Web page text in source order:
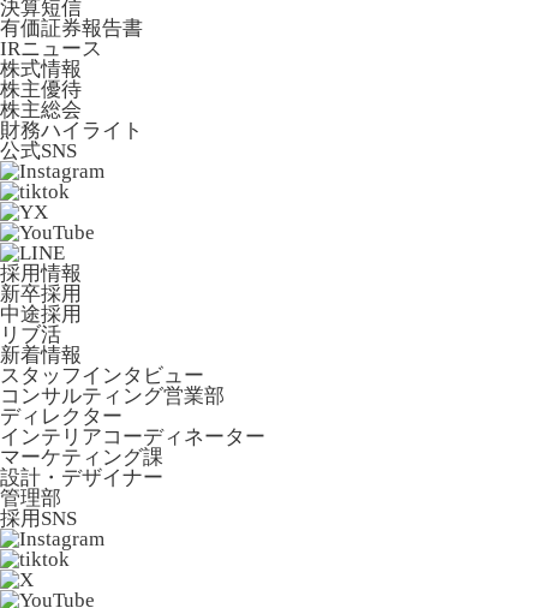
決算短信
有価証券報告書
IRニュース
株式情報
株主優待
株主総会
財務ハイライト
公式SNS
採用情報
新卒採用
中途採用
リブ活
新着情報
スタッフインタビュー
コンサルティング営業部
ディレクター
インテリアコーディネーター
マーケティング課
設計・デザイナー
管理部
採用SNS